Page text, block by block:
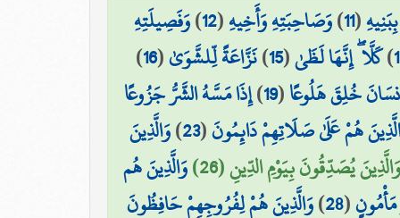
(
11
)وَصَاحِبَتِهِ وَأَخِيهِ(
12
)وَفَصِيلَتِهِ
)كَلَّا ۖ إِنَّهَا لَظَىٰ(
15
)نَزَّاعَةً لِّلشَّوَىٰ(
16
)
خُلِقَ هَلُوعًا(
19
)إِذَا مَسَّهُ الشَّرُّ جَزُوعًا
الَّذِينَ هُمْ عَلَىٰ صَلَاتِهِمْ دَائِمُونَ(
23
)وَالَّذِينَ
وَالَّذِينَ يُصَدِّقُونَ بِيَوْمِ الدِّينِ (26)
وَالَّذِينَ هُم
(
28
)وَالَّذِينَ هُمْ لِفُرُوجِهِمْ حَافِظُونَ